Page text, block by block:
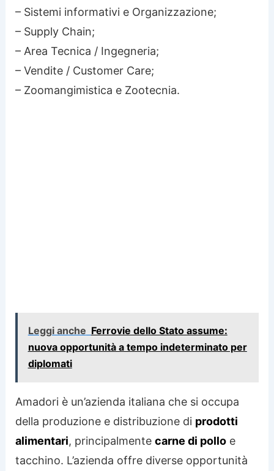
– Sistemi informativi e Organizzazione;
– Supply Chain;
– Area Tecnica / Ingegneria;
– Vendite / Customer Care;
– Zoomangimistica e Zootecnia.
Leggi anche Ferrovie dello Stato assume:
nuova opportunità a tempo indeterminato per
diplomati
Amadori è un’azienda italiana che si occupa
della produzione e distribuzione di prodotti
alimentari, principalmentecarne di pollo e
tacchino. L’azienda offre diverse opportunità